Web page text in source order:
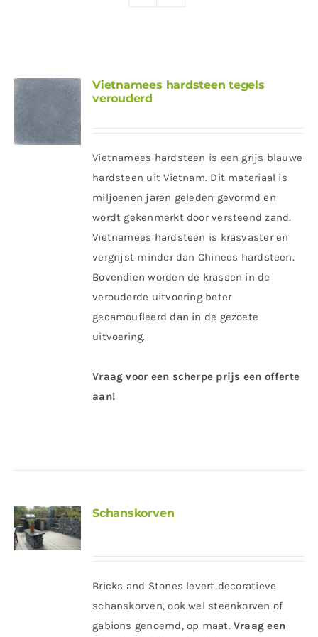
Vietnamees hardsteen tegels
verouderd
Vietnamees hardsteen is een grijs blauwe
hardsteen uit Vietnam. Dit materiaal is
miljoenen jaren geleden gevormd en
wordt gekenmerkt door versteend zand.
Vietnamees hardsteen is krasvaster en
vergrijst minder dan Chinees hardsteen.
Bovendien worden de krassen in de
verouderde uitvoering beter
gecamoufleerd dan in de gezoete
uitvoering.
Vraag voor een scherpe prijs een offerte
aan!
Schanskorven
Bricks and Stones levert decoratieve
schanskorven, ook wel steenkorven of
gabions genoemd, op maat. Vraag een